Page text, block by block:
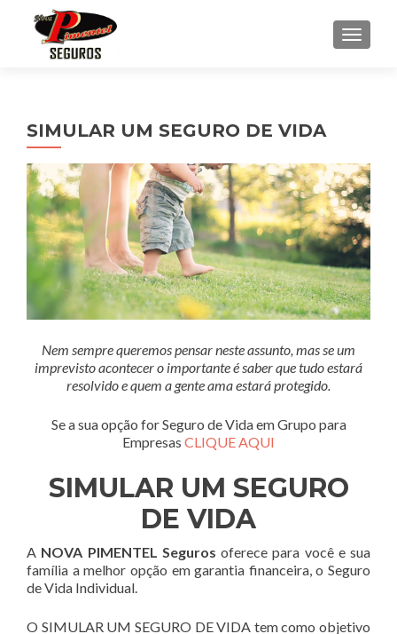
SIMULAR UM SEGURO DE VIDA
Nem sempre queremos pensar neste assunto, mas se um
imprevisto acontecer o importante é saber que tudo estará
resolvido e quem a gente ama estará protegido.
Se a sua opção for Seguro de Vida em Grupo para
Empresas CLIQUE AQUI
SIMULAR UM SEGURO
DE VIDA
A NOVA PIMENTEL Seguros oferece para você e sua
família a melhor opção em garantia financeira, o Seguro
de Vida Individual.
O SIMULAR UM SEGURO DE VIDA tem como objetivo